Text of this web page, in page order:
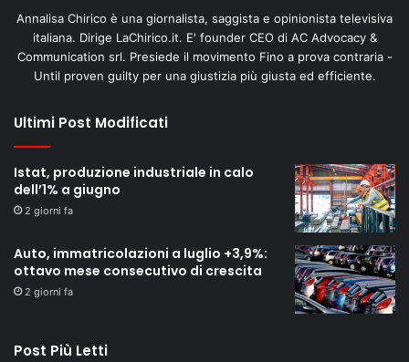
Annalisa Chirico è una giornalista, saggista e opinionista televisiva
italiana. Dirige LaChirico.it. E' founder CEO di AC Advocacy &
Communication srl. Presiede il movimento Fino a prova contraria -
Until proven guilty per una giustizia più giusta ed efficiente.
Ultimi Post Modificati
Istat, produzione industriale in calo
dell’1% a giugno
2 giorni fa
Auto, immatricolazioni a luglio +3,9%:
ottavo mese consecutivo di crescita
2 giorni fa
Post Più Letti